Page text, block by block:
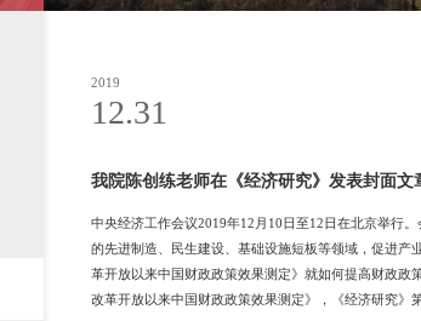
2019
12.31
我院陈创练老师在《经济研究》发表封面文
中央经济工作会议2019年12月10日至12日在北京举行
的先进制造、民生建设、基础设施短板等领域，促进产
革开放以来中国财政政策效果测定》就如何提高财政政
改革开放以来中国财政政策效果测定》，《经济研究》